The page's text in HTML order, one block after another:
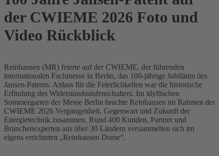
der CWIEME 2026 Foto und
Video Rückblick
Reinhausen (MR) feierte auf der CWIEME, der führenden
internationalen Fachmesse in Berlin, das 100-jährige Jubiläum des
Jansen-Patents. Anlass für die Feierlichkeiten war die historische
Erfindung des Widerstandsstufenschalters. Im idyllischen
Sommergarten der Messe Berlin brachte Reinhausen im Rahmen der
CWIEME 2026 Vergangenheit, Gegenwart und Zukunft der
Energietechnik zusammen. Rund 400 Kunden, Partner und
Branchenexperten aus über 30 Ländern versammelten sich im
eigens errichteten „Reinhausen Dome“.